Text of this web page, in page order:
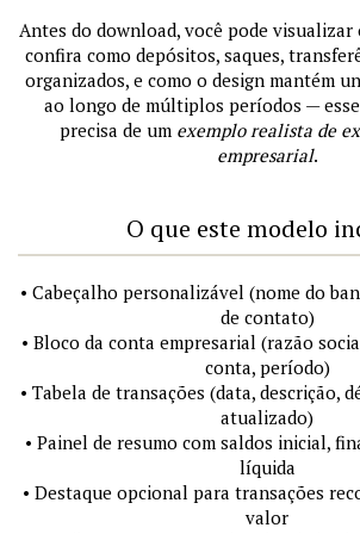
Antes do download, você pode
confira como depósitos, saques,
organizados, e como o design mantém
ao longo de múltiplos períodos —
precisa de um exemplo realista de
empresarial.
O que este modelo
• Cabeçalho personalizável (nome do
de contato)
• Bloco da conta empresarial (razão
conta, período)
• Tabela de transações (data, descrição,
atualizado)
• Painel de resumo com saldos inicial,
líquida
• Destaque opcional para transações
valor